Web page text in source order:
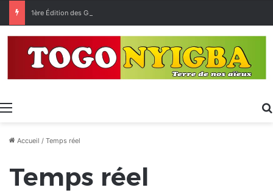
Menu
Accueil / Temps réel
Temps réel